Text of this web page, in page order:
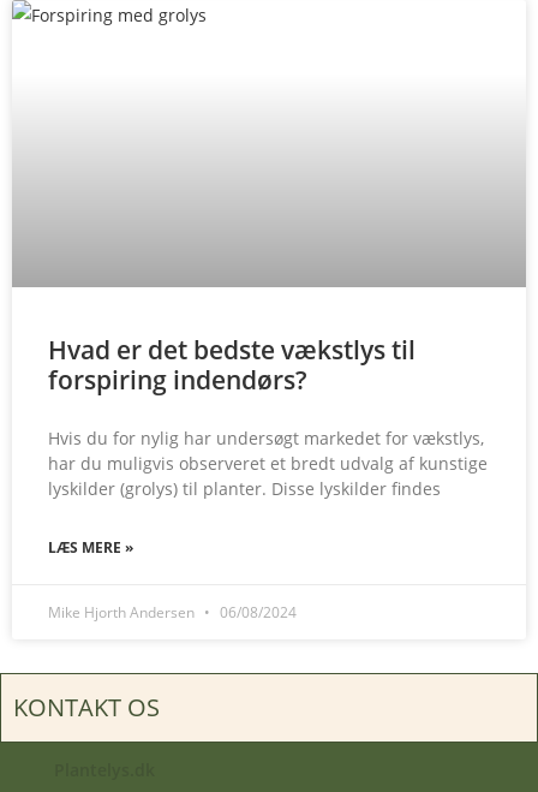
Hvad er det bedste vækstlys til
forspiring indendørs?
Hvis du for nylig har undersøgt markedet for vækstlys,
har du muligvis observeret et bredt udvalg af kunstige
lyskilder (grolys) til planter. Disse lyskilder findes
LÆS MERE »
Mike Hjorth Andersen 06/08/2024
KONTAKT OS